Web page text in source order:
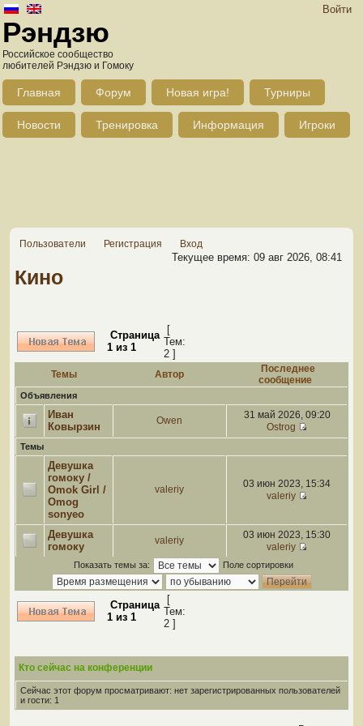
Войти
Рэндзю
Российское сообщество
любителей Рэндзю и Гомоку
Главная Форум Новая игра! Турниры
Новости Тренировка Информация Игроки
Пользователи Регистрация Вход
Текущее время: 09 авг 2026, 08:41
Кино
Страница
1 из 1
[
Тем:
2 ]
Темы Автор
Последнее
сообщение
Объявления
Иван
Ковырзин
Owen
31 май 2026, 09:20
Ostrog
Темы
Девушка
гомоку /
Omok Girl /
Omog
sonyeo
valeriy
03 июн 2023, 15:34
valeriy
Девушка
гомоку
valeriy
03 июн 2023, 15:30
valeriy
Показать темы за: Поле сортировки
Страница
1 из 1
[
Тем:
2 ]
Кто сейчас на конференции
Сейчас этот форум просматривают: нет зарегистрированных пользователей
и гости: 1